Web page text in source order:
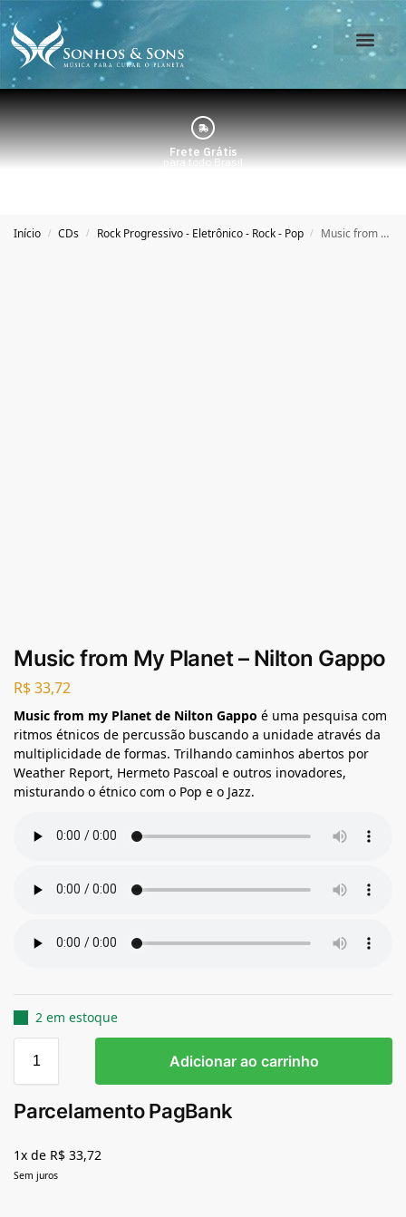
Frete Grátis
para todo Brasil
Início / CDs / Rock Progressivo - Eletrônico - Rock - Pop / Music from My Planet – Nilton Gappo
Music from My Planet – Nilton Gappo
R$33,72
Music from my Planet de Nilton Gappo é uma pesquisa com
ritmos étnicos de percussão buscando a unidade através da
multiplicidade de formas. Trilhando caminhos abertos por
Weather Report, Hermeto Pascoal e outros inovadores,
misturando o étnico com o Pop e o Jazz.
2 em estoque
Adicionar ao carrinho
Parcelamento PagBank
1x de R$ 33,72
Sem juros